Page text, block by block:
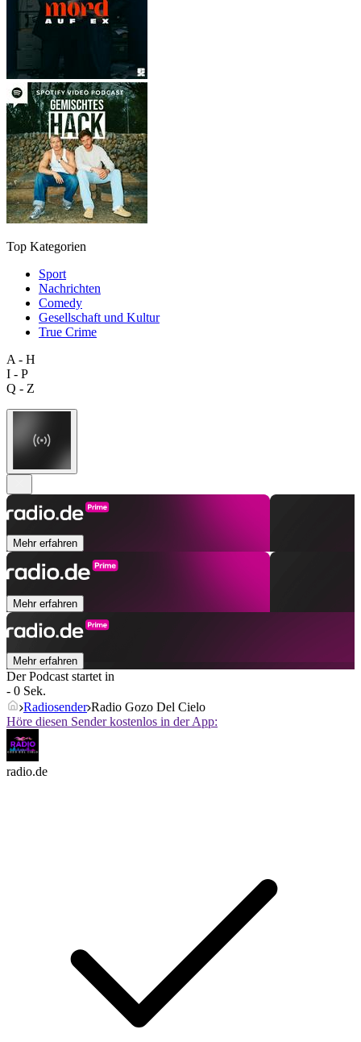
Top Kategorien
Sport
Nachrichten
Comedy
Gesellschaft und Kultur
True Crime
A - H
I - P
Q - Z
Mehr erfahren
Mehr erfahren
Mehr erfahren
Der Podcast startet in
- 0 Sek.
Radiosender Radio Gozo Del Cielo
Höre diesen Sender kostenlos in der App:
radio.de